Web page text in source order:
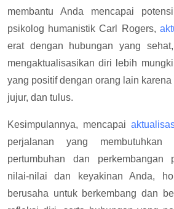
membantu Anda mencapai
psikolog humanistik Carl Rogers,
erat dengan hubungan yang
mengaktualisasikan diri lebih
yang positif dengan orang lain
jujur, dan tulus.
Kesimpulannya, mencapai
perjalanan yang membutuhkan
pertumbuhan dan perkembangan
nilai-nilai dan keyakinan Anda,
berusaha untuk berkembang dan